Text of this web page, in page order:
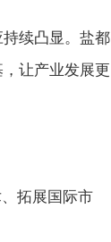
续凸显。盐都
让产业发展更
拓展国际市